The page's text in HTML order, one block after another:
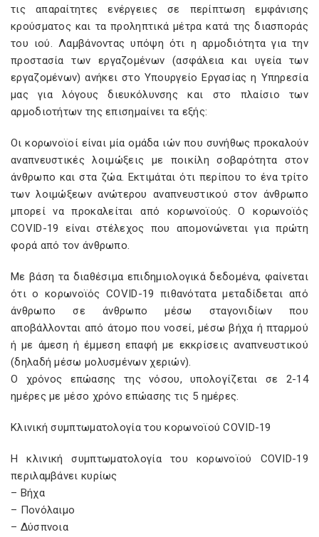
τις απαραίτητες ενέργειες σε περίπτωση εμφάνισης
κρούσματος και τα προληπτικά μέτρα κατά της διασποράς
του ιού. Λαμβάνοντας υπόψη ότι η αρμοδιότητα για την
προστασία των εργαζομένων (ασφάλεια και υγεία των
εργαζομένων) ανήκει στο Υπουργείο Εργασίας η Υπηρεσία
μας για λόγους διευκόλυνσης και στο πλαίσιο των
αρμοδιοτήτων της επισημαίνει τα εξής:
Οι κορωνοϊοί είναι μία ομάδα ιών που συνήθως προκαλούν
αναπνευστικές λοιμώξεις με ποικίλη σοβαρότητα στον
άνθρωπο και στα ζώα. Εκτιμάται ότι περίπου το ένα τρίτο
των λοιμώξεων ανώτερου αναπνευστικού στον άνθρωπο
μπορεί να προκαλείται από κορωνοϊούς. Ο κορωνοϊός
COVID-19 είναι στέλεχος που απομονώνεται για πρώτη
φορά από τον άνθρωπο.
Με βάση τα διαθέσιμα επιδημιολογικά δεδομένα, φαίνεται
ότι ο κορωνοϊός COVID-19 πιθανότατα μεταδίδεται από
άνθρωπο σε άνθρωπο μέσω σταγονιδίων που
αποβάλλονται από άτομο που νοσεί, μέσω βήχα ή πταρμού
ή με άμεση ή έμμεση επαφή με εκκρίσεις αναπνευστικού
(δηλαδή μέσω μολυσμένων χεριών).
Ο χρόνος επώασης της νόσου, υπολογίζεται σε 2-14
ημέρες με μέσο χρόνο επώασης τις 5 ημέρες.
Κλινική συμπτωματολογία του κορωνοϊού COVID-19
Η κλινική συμπτωματολογία του κορωνοϊού COVID-19
περιλαμβάνει κυρίως
– Βήχα
– Πονόλαιμο
– Δύσπνοια